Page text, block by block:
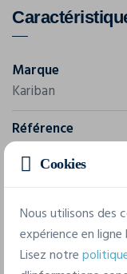
Marque
Kariban
Référence
PK302
Grammage
180 g/m²
Composition
Cookies
Nous utilisons des
expérience en
Lisez notre